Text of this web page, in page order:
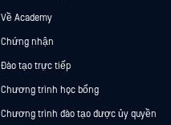
Về Academy
Chứng nhận
Đào tạo trực tiếp
Chương trình học bổng
Chương trình đào tạo được ủy quyền